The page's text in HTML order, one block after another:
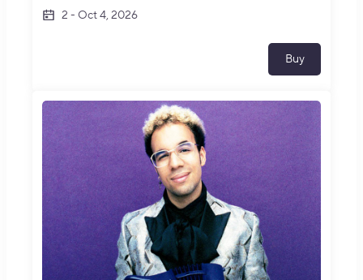
2 - Oct 4, 2026
Buy